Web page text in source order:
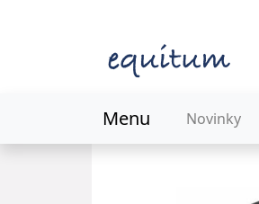
Menu Novinky